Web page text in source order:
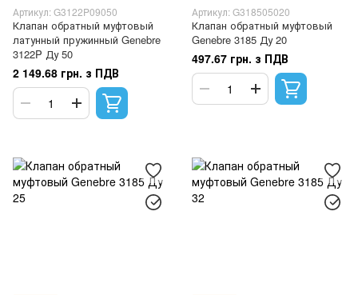
Артикул: G3122P09050
Клапан обратный муфтовый
латунный пружинный Genebre
3122P Ду 50
2 149.68 грн. з ПДВ
Артикул: G318505020
Клапан обратный муфтовый
Genebre 3185 Ду 20
497.67 грн. з ПДВ